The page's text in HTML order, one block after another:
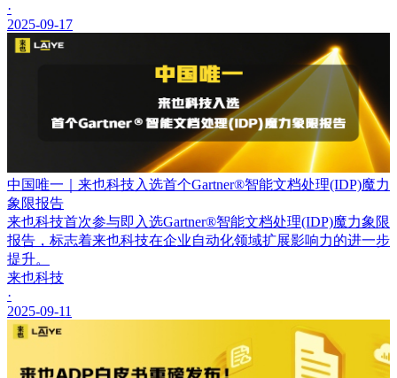
·
2025-09-17
中国唯一｜来也科技入选首个Gartner®智能文档处理(IDP)魔力
象限报告
来也科技首次参与即入选Gartner®智能文档处理(IDP)魔力象限
报告，标志着来也科技在企业自动化领域扩展影响力的进一步
提升。
来也科技
·
2025-09-11